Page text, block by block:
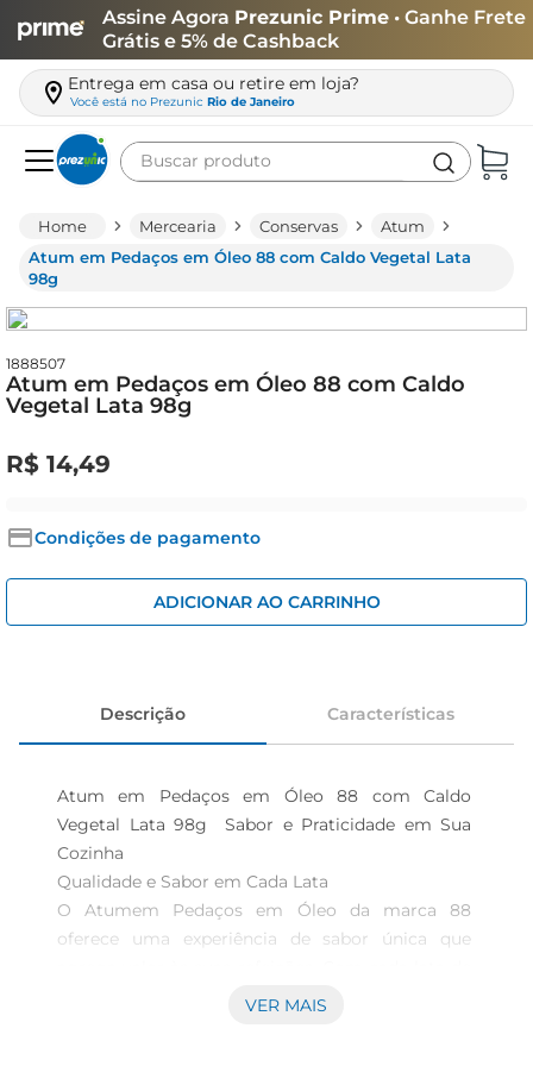
Assine Agora Prezunic Prime • Ganhe Frete
Grátis e 5% de Cashback
Entrega em casa ou retire em loja?
Você está no Prezunic Rio de Janeiro
Buscar produto
Mercearia Conservas
Atum
Atum em Pedaços em Óleo 88 com Caldo Vegetal Lata
98g
1888507
Atum em Pedaços em Óleo 88 com Caldo
Vegetal Lata 98g
R$ 14,49
Condições de pagamento
ADICIONAR AO CARRINHO
Descrição Características
Atum em Pedaços em Óleo 88 com Caldo
Vegetal Lata 98g  Sabor e Praticidade em Sua
Cozinha
Qualidade e Sabor em Cada Lata
O Atumem Pedaços em Óleo da marca 88
oferece uma experiência de sabor única que
98g, você garante um produto prático e versátil,
VER MAIS
leite
café
queijo
biscoito
azeite
iogurte
papel higiênico